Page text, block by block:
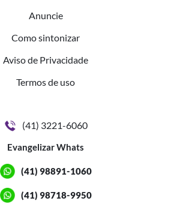
Anuncie
Como sintonizar
Aviso de Privacidade
Termos de uso
(41) 3221-6060
Evangelizar Whats
(41) 98891-1060
(41) 98718-9950